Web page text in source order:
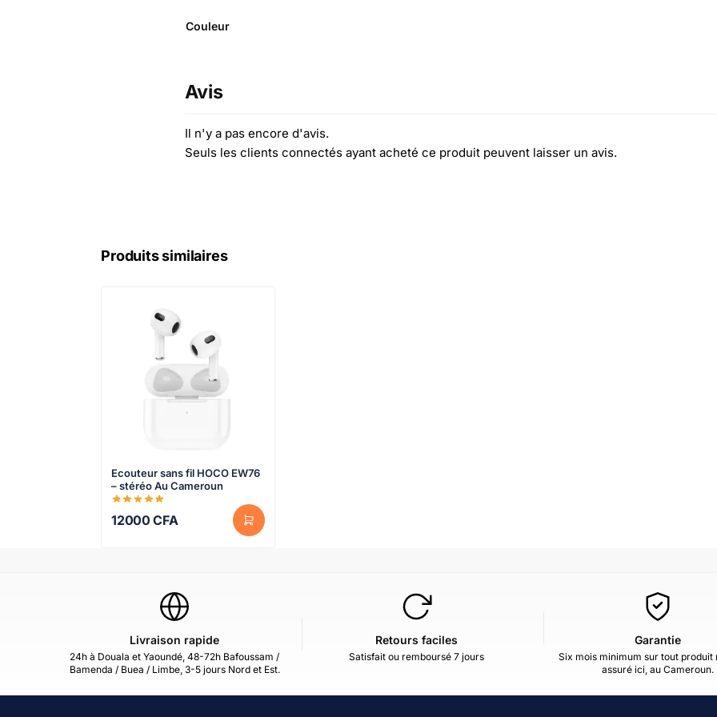
Couleur
Avis
Il n'y a pas encore d'avis.
Seuls les clients connectés ayant acheté ce produit peuvent laisser un avis.
Produits similaires
Ecouteur sans fil HOCO EW76
– stéréo Au Cameroun
12000CFA
Livraison rapide
24h à Douala et Yaoundé, 48-72h Bafoussam /
Bamenda / Buea / Limbe, 3-5 jours Nord et Est.
Retours faciles
Satisfait ou remboursé 7 jours
Garantie
Six mois minimum sur tout produit
assuré ici, au Cameroun.